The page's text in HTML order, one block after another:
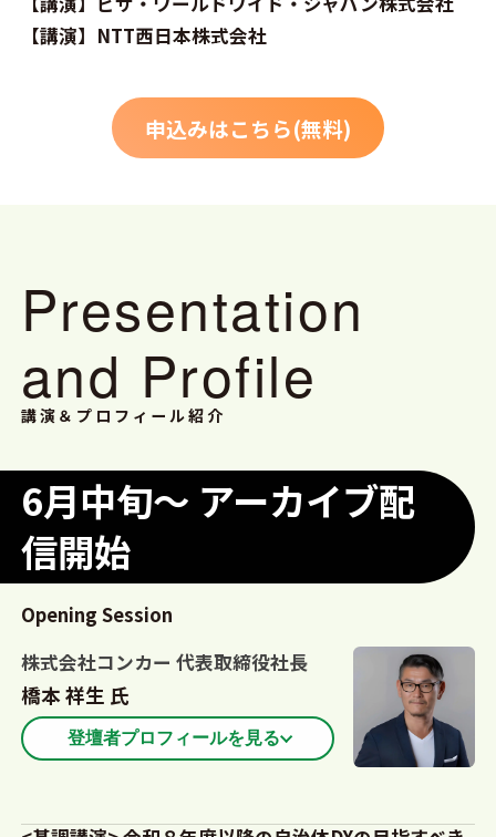
【講演】NTT西日本株式会社
申込みはこちら(無料)
Presentation
and Profile
講演＆プロフィール紹介
6月中旬～ アーカイブ配
信開始
Opening Session
株式会社コンカー 代表取締役社長
橋本 祥生 氏
登壇者プロフィールを見る